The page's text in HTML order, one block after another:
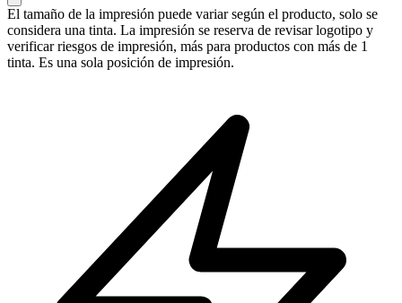
El tamaño de la impresión puede variar según el producto, solo se
considera una tinta. La impresión se reserva de revisar logotipo y
verificar riesgos de impresión, más para productos con más de 1
tinta. Es una sola posición de impresión.